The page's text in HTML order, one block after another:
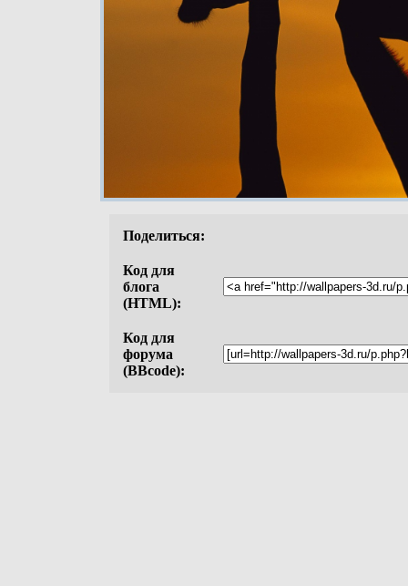
Поделиться:
Код для
блога
(HTML):
Код для
форума
(BBcode):